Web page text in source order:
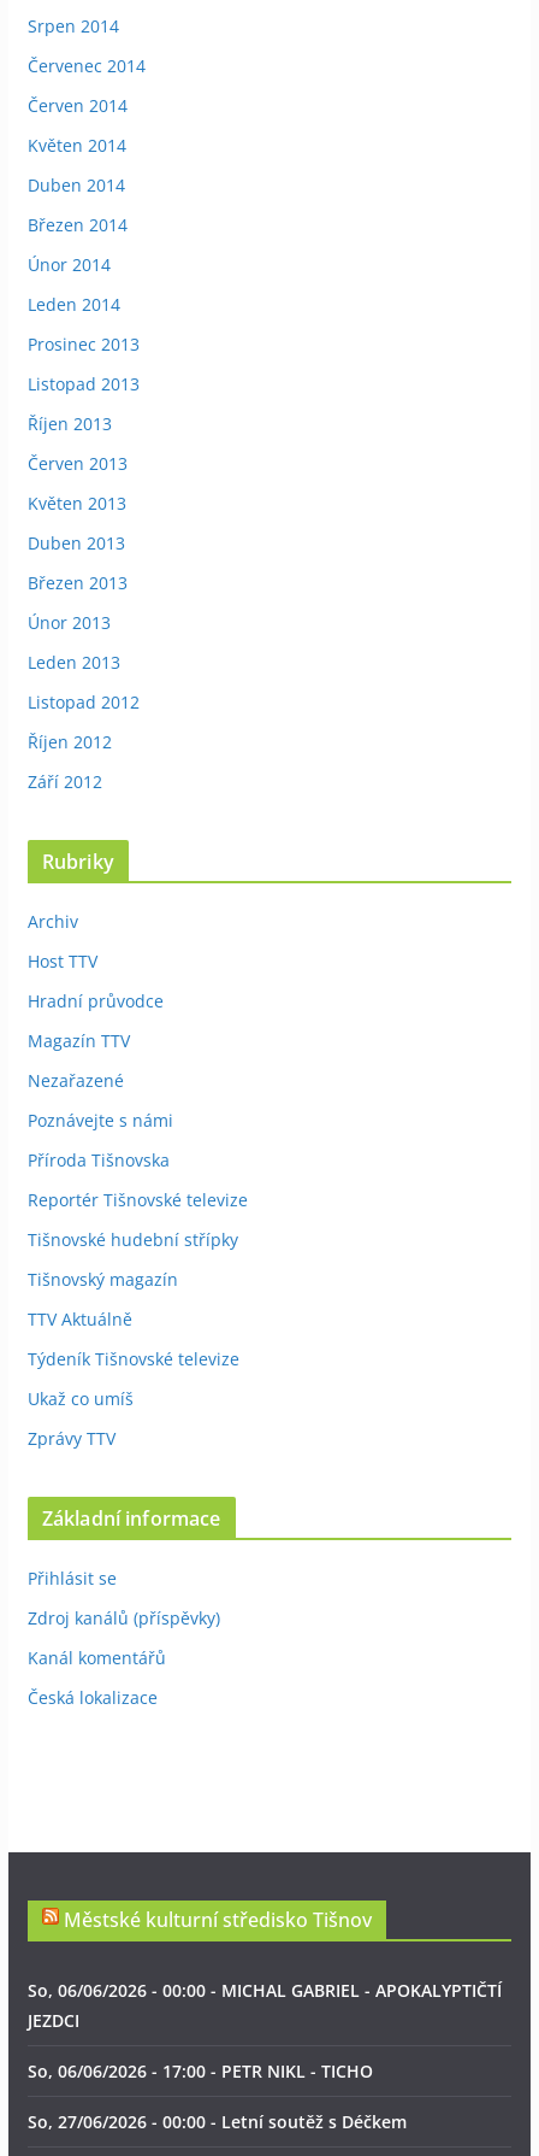
Srpen 2014
Červenec 2014
Červen 2014
Květen 2014
Duben 2014
Březen 2014
Únor 2014
Leden 2014
Prosinec 2013
Listopad 2013
Říjen 2013
Červen 2013
Květen 2013
Duben 2013
Březen 2013
Únor 2013
Leden 2013
Listopad 2012
Říjen 2012
Září 2012
Rubriky
Archiv
Host TTV
Hradní průvodce
Magazín TTV
Nezařazené
Poznávejte s námi
Příroda Tišnovska
Reportér Tišnovské televize
Tišnovské hudební střípky
Tišnovský magazín
TTV Aktuálně
Týdeník Tišnovské televize
Ukaž co umíš
Zprávy TTV
Základní informace
Přihlásit se
Zdroj kanálů (příspěvky)
Kanál komentářů
Česká lokalizace
Městské kulturní středisko Tišnov
So, 06/06/2026 - 00:00 - MICHAL GABRIEL - APOKALYPTIČTÍ
JEZDCI
So, 06/06/2026 - 17:00 - PETR NIKL - TICHO
So, 27/06/2026 - 00:00 - Letní soutěž s Déčkem